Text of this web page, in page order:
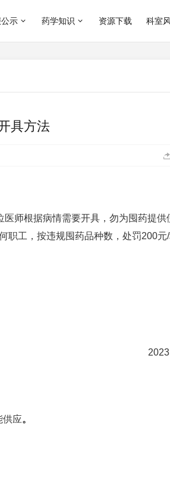
示 药学知识 资源下载 科室
具方法
师根据病情需要开具，勿为囤药提供
职工，按违规囤药品种数，处罚200元
供应。